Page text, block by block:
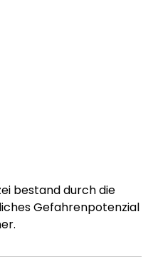
bestand durch die
Gefahrenpotenzial